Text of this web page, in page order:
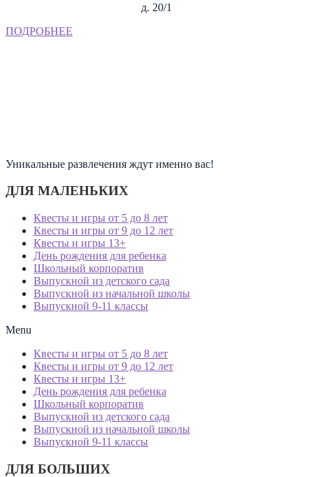
д. 20/1
ПОДРОБНЕЕ
Уникальные развлечения ждут именно вас!
ДЛЯ МАЛЕНЬКИХ
Квесты и игры от 5 до 8 лет
Квесты и игры от 9 до 12 лет
Квесты и игры 13+
День рождения для ребенка
Школьный корпоратив
Выпускной из детского сада
Выпускной из начальной школы
Выпускной 9-11 классы
Menu
Квесты и игры от 5 до 8 лет
Квесты и игры от 9 до 12 лет
Квесты и игры 13+
День рождения для ребенка
Школьный корпоратив
Выпускной из детского сада
Выпускной из начальной школы
Выпускной 9-11 классы
ДЛЯ БОЛЬШИХ